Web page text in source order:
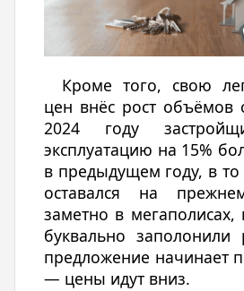
Кроме того, свою
цен внёс рост объёмов
2024 году
эксплуатацию на 15%
в предыдущем году, в то
оставался на
заметно в мегаполисах,
буквально
предложение начинает
— цены идут вниз.